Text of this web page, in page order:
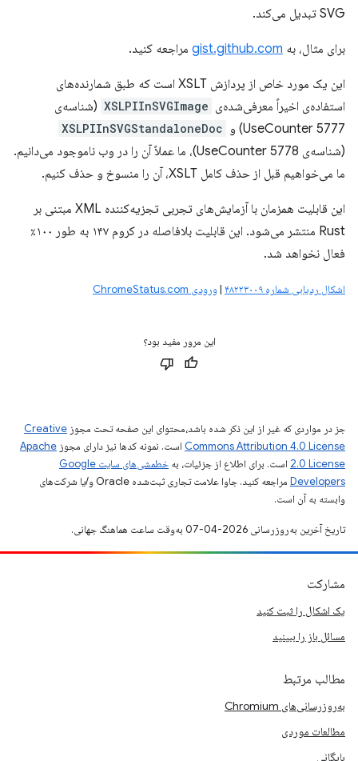
SVG تبدیل می‌کند.
برای مثال، به gist.github.com مراجعه کنید.
این یک مورد خاص از پردازش XSLT است که طبق شمارنده‌های
استفاده‌ی اخیراً معرفی‌شده‌ی XSLPIInSVGImage (شناسه‌ی
UseCounter 5777) و
XSLPIInSVGStandaloneDoc
(شناسه‌ی UseCounter 5778)، ما عملاً آن را در وب ناموجود می‌دانیم.
ما می‌خواهیم قبل از حذف کامل XSLT، آن را منسوخ و حذف کنیم.
این قابلیت همزمان با آزمایش‌های تجربی تجزیه‌کننده XML مبتنی بر
Rust منتشر می‌شود. این قابلیت بلافاصله در کروم ۱۴۷ به طور ۱۰۰٪
فعال نخواهد شد.
اشکال ردیابی شماره ۴۸۲۲۳۰۰۹ |ورودی ChromeStatus.com
این مرور مفید بود؟
جز در مواردی که غیر از این ذکر شده باشد،‌محتوای این صفحه تحت مجوز Creative
Commons Attribution 4.0 License است. نمونه کدها نیز دارای مجوز Apache
2.0 License است. برای اطلاع از جزئیات، به
خطمشی‌های سایت Google
Developers‏
مراجعه کنید. جاوا علامت تجاری ثبت‌شده Oracle و/یا شرکت‌های
وابسته به آن است.
تاریخ آخرین به‌روزرسانی 2026-04-07 به‌وقت ساعت هماهنگ جهانی.
مشارکت
یک اشکال را ثبت کنید
مسائل باز را ببینید
مطالب مرتبط
به‌روزرسانی‌های Chromium
مطالعات موردی
بایگانی